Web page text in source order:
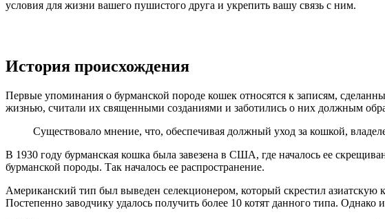
условия для жизни вашего пушистого друга и укрепить вашу связь с ним.
История происхождения
Первые упоминания о бурманской породе кошек относятся к записям,
жизнью, считали их священными созданиями и заботились о них должным
Существовало мнение, что, обеспечивая должный уход за кошкой,
В 1930 году бурманская кошка была завезена в США, где началось ее
бурманской породы. Так началось ее распространение.
Американский тип был выведен селекционером, который скрестил азиатскую
Постепенно заводчику удалось получить более 10 котят данного типа.